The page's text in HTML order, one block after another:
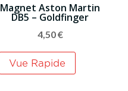
Magnet Aston Martin
DB5 – Goldfinger
4,50€
Vue Rapide